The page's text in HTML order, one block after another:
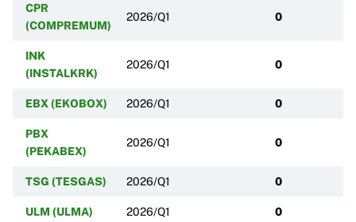
CPR
(COMPREMUM)
2026/Q1 0
INK
(INSTALKRK)
2026/Q1 0
EBX (EKOBOX) 2026/Q1 0
PBX
(PEKABEX)
2026/Q1 0
TSG (TESGAS) 2026/Q1 0
ULM (ULMA) 2026/Q1 0